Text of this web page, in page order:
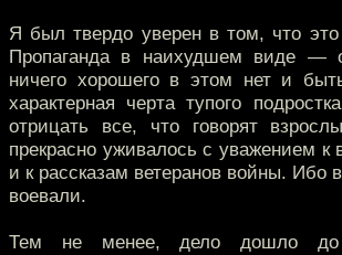
Я был твердо уверен в том, что это
Пропаганда в наихудшем виде —
ничего хорошего в этом нет и
характерная черта тупого
отрицать все, что говорят
прекрасно уживалось с уважением к
и к рассказам ветеранов войны. Ибо
воевали.
Тем не менее, дело дошло